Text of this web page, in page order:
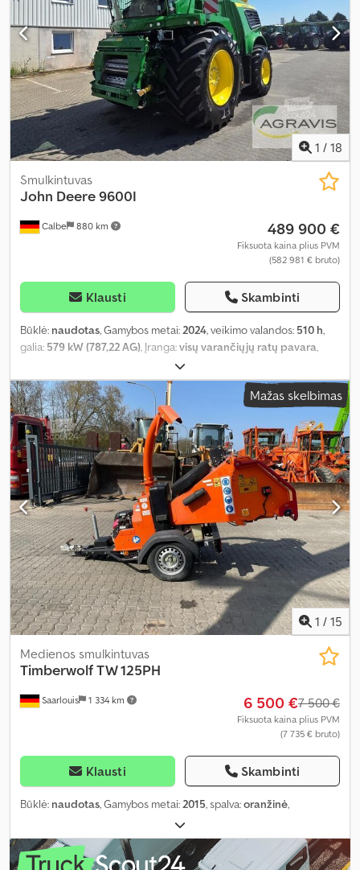
1 / 18
Calbe 880 km
Smulkintuvas
John Deere9600I
489 900 €
Fiksuota kaina plius PVM
(582 981 € bruto)
Klausti Skambinti
Būklė: naudotas, Gamybos metai: 2024, veikimo valandos: 510 h,
galia: 579 kW (787,22 AG) , Įranga:visų varančiųjų ratų pavara
Mažas skelbimas
1 / 15
Saarlouis 1 334 km
Medienos smulkintuvas
TimberwolfTW 125PH
6 500 €7 500 €
Fiksuota kaina plius PVM
(7 735 € bruto)
Klausti Skambinti
Būklė: naudotas, Gamybos metai:2015, spalva:oranžinė,